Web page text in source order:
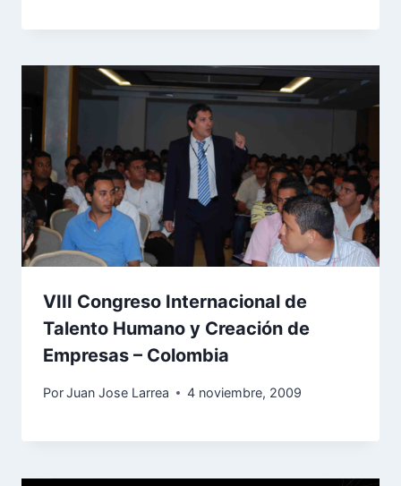
VIII Congreso Internacional de
Talento Humano y Creación de
Empresas – Colombia
PorJuan Jose Larrea 4 noviembre, 2009